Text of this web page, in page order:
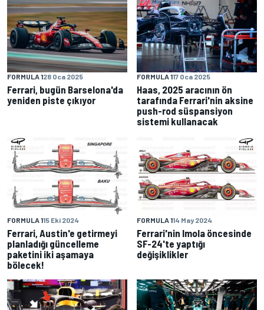
FORMULA 128 Oca 2025
Ferrari, bugün Barselona'da
yeniden piste çıkıyor
FORMULA 117 Oca 2025
Haas, 2025 aracının ön
tarafında Ferrari'nin aksine
push-rod süspansiyon
sistemi kullanacak
FORMULA 115 Eki 2024
Ferrari, Austin'e getirmeyi
planladığı güncelleme
paketini iki aşamaya
bölecek!
FORMULA 114 May 2024
Ferrari'nin Imola öncesinde
SF-24'te yaptığı
değişiklikler